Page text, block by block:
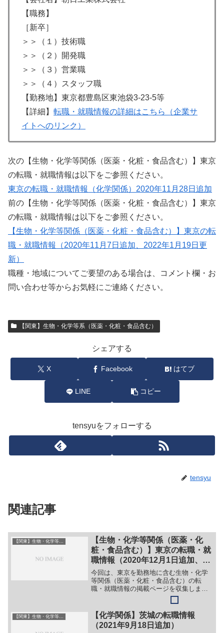
【職務】
［新卒］
＞＞（１）技術職
＞＞（２）開発職
＞＞（３）営業職
＞＞（４）スタッフ職
【勤務地】東京都豊島区東池袋3-23-5等
【詳細】 転職・就職情報の詳細はこちら（企業サ
イトへのリンク）
次の【生物・化学等関係（医薬・化粧・食品含む）】東京
の転職・就職情報は以下をご参照ください。
東京の転職・就職情報（化学関係）2020年11月28日追加
前の【生物・化学等関係（医薬・化粧・食品含む）】東京
の転職・就職情報は以下をご参照ください。
【生物・化学等関係（医薬・化粧・食品含む）】東京の転
職・就職情報（2020年11月7日追加、2022年1月19日更
新）
職種・地域についてご要望のある場合は、コメント欄・お
問い合わせ等からお気軽にご連絡ください。
【関東】生物・化学等系（医薬・化粧・食品含む）
シェアする
X Facebook はてブ
LINE コピー
tensyuをフォローする
tensyu
関連記事
【関東】生物・化学等系（医薬・化粧・食品含む）
【生物・化学等関係（医薬・化
粧・食品含む）】東京の転職・就
職情報（2020年12月1日追加、
2022年2月13日更新）
今回は、東京を勤務地に含む生物・化学
等関係（医薬・化粧・食品含む）の転
職・就職情報の掲載ページを収集しまし
た。最新情報・正確な情報は企業サイト
でご確認ください。①【会社名】日油株
式会社【職務】［新卒］＞＞（１）「ス
タッフ職・営業職」営業、経...
【化学関係】茨城の転職情報
（2021年9月18日追加）